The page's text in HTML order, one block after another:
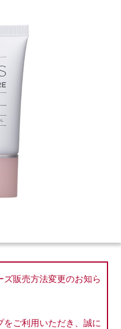
ズ販売方法変更のお知ら
ご利用いただき、誠に